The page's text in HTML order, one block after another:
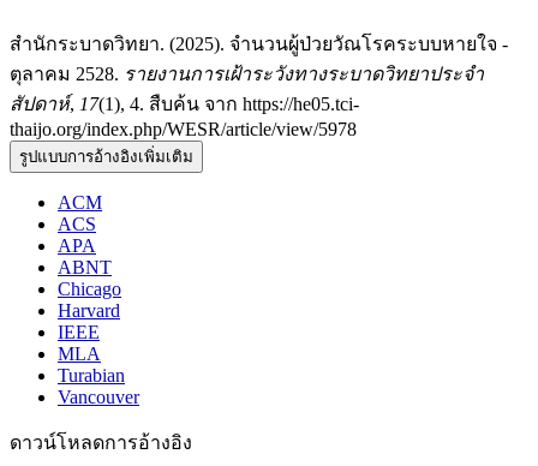
สำนักระบาดวิทยา. (2025). จำนวนผู้ป่วยวัณโรคระบบหายใจ -
ตุลาคม 2528. รายงานการเฝ้าระวังทางระบาดวิทยาประจำ
สัปดาห์, 17(1), 4. สืบค้น จาก https://he05.tci-
thaijo.org/index.php/WESR/article/view/5978
รูปแบบการอ้างอิงเพิ่มเติม
ACM
ACS
APA
ABNT
Chicago
Harvard
IEEE
MLA
Turabian
Vancouver
ดาวน์โหลดการอ้างอิง